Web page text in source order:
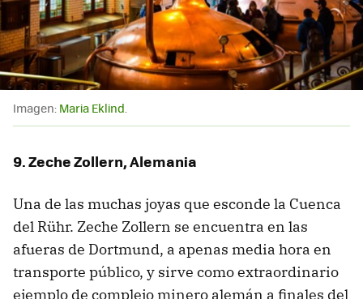
Imagen: Maria Eklind.
9. Zeche Zollern, Alemania
Una de las muchas joyas que esconde la Cuenca
del Rühr. Zeche Zollern se encuentra en las
afueras de Dortmund, a apenas media hora en
transporte público, y sirve como extraordinario
ejemplo de complejo minero alemán a finales del